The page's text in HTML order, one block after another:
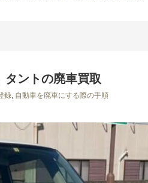
タントの廃車買取
録, 自動車を廃車にする際の手順